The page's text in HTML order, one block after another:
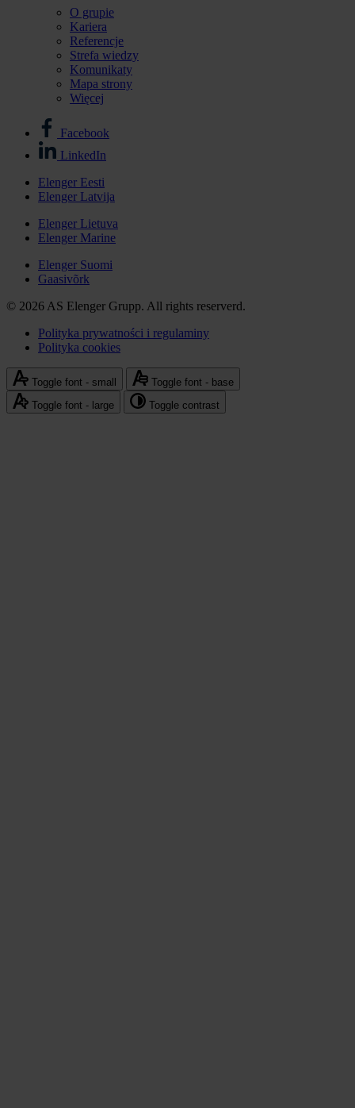
O grupie
Kariera
Referencje
Strefa wiedzy
Komunikaty
Mapa strony
Więcej
Stopka
media
społecznościowe
Facebook
LinkedIn
Stopka
Elenger
international
Elenger Eesti
Elenger Latvija
Elenger Lietuva
Elenger Marine
Elenger Suomi
Gaasivõrk
© 2026 AS Elenger Grupp. All rights reserverd.
Stopka
-
polityka
prywatności
Polityka prywatności i regulaminy
Polityka cookies
Toggle font - small
Toggle font - base
Toggle font - large
Toggle contrast